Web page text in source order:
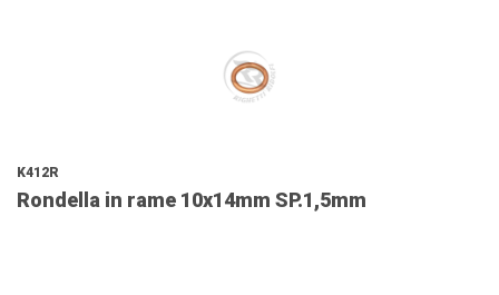
K412R
Rondella in rame 10x14mm SP.1,5mm